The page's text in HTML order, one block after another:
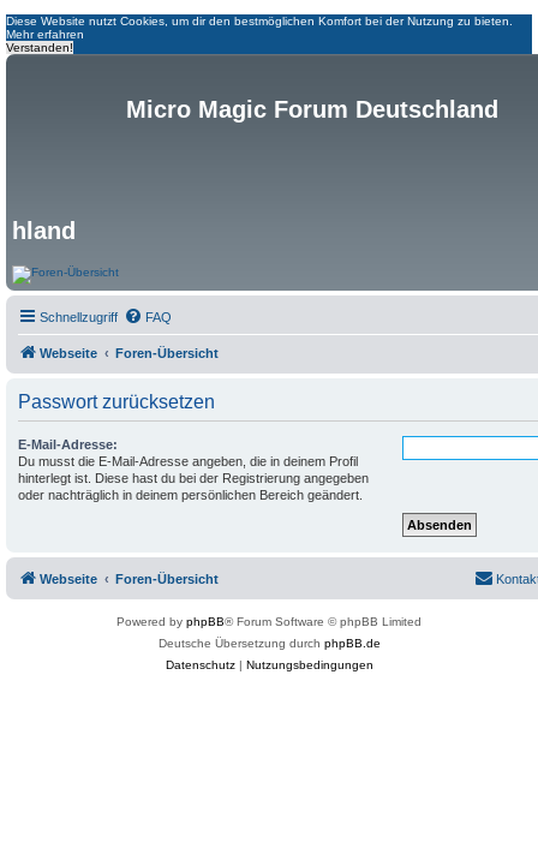
Diese Website nutzt Cookies, um dir den bestmöglichen Komfort bei der Nutzung zu bieten.
Mehr erfahren
Verstanden!
Micro Magic Forum Deutschland
hland
Schnellzugriff FAQ
Webseite Foren-Übersicht
Passwort zurücksetzen
E-Mail-Adresse:
Du musst die E-Mail-Adresse angeben, die in deinem Profil
hinterlegt ist. Diese hast du bei der Registrierung angegeben
oder nachträglich in deinem persönlichen Bereich geändert.
Webseite Foren-Übersicht
Powered by phpBB® Forum Software © phpBB Limited
Deutsche Übersetzung durch phpBB.de
Datenschutz| Nutzungsbedingungen